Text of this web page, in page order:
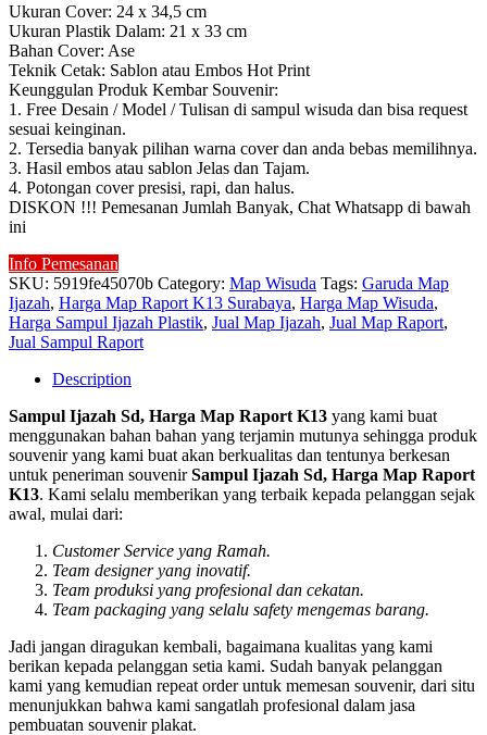
Ukuran Cover: 24 x 34,5 cm
Ukuran Plastik Dalam: 21 x 33 cm
Bahan Cover: Ase
Teknik Cetak: Sablon atau Embos Hot Print
Keunggulan Produk Kembar Souvenir:
1. Free Desain / Model / Tulisan di sampul wisuda dan bisa request
sesuai keinginan.
2. Tersedia banyak pilihan warna cover dan anda bebas memilihnya.
3. Hasil embos atau sablon Jelas dan Tajam.
4. Potongan cover presisi, rapi, dan halus.
DISKON !!! Pemesanan Jumlah Banyak, Chat Whatsapp di bawah
ini
Info Pemesanan
SKU: 5919fe45070b Category: Map Wisuda Tags: Garuda Map
Ijazah, Harga Map Raport K13 Surabaya, Harga Map Wisuda,
Harga Sampul Ijazah Plastik, Jual Map Ijazah, Jual Map Raport,
Jual Sampul Raport
Description
Sampul Ijazah Sd, Harga Map Raport K13 yang kami buat
menggunakan bahan bahan yang terjamin mutunya sehingga produk
souvenir yang kami buat akan berkualitas dan tentunya berkesan
untuk peneriman souvenirSampul Ijazah Sd, Harga Map Raport
K13. Kami selalu memberikan yang terbaik kepada pelanggan sejak
awal, mulai dari:
Customer Service yang Ramah.
Team designer yang inovatif.
Team produksi yang profesional dan cekatan.
Team packaging yang selalu safety mengemas barang.
Jadi jangan diragukan kembali, bagaimana kualitas yang kami
berikan kepada pelanggan setia kami. Sudah banyak pelanggan
kami yang kemudian repeat order untuk memesan souvenir, dari situ
menunjukkan bahwa kami sangatlah profesional dalam jasa
pembuatan souvenir plakat.